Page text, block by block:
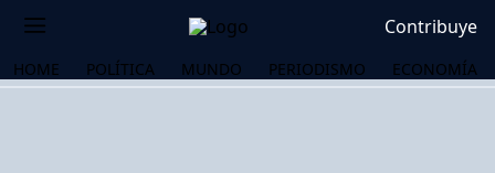
Contribuye
HOME POLÍTICA MUNDO PERIODISMO ECONOMÍA